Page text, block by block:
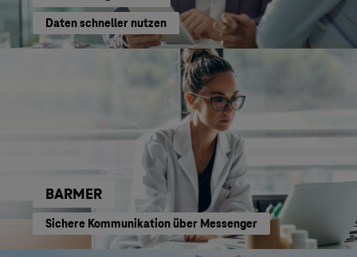
Daten schneller nutzen
BARMER
Sichere Kommunikation über Messenger